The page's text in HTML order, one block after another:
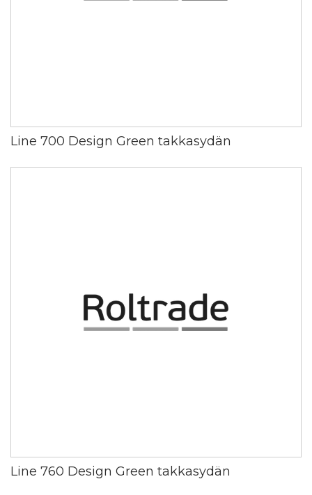
Line 700 Design Green takkasydän
Line 760 Design Green takkasydän